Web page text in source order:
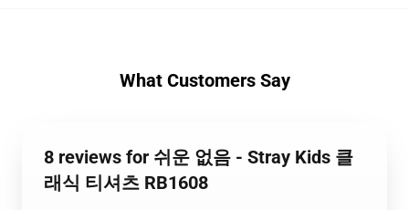
What Customers Say
8 reviews for 쉬운 없음 - Stray Kids 클
래식 티셔츠 RB1608